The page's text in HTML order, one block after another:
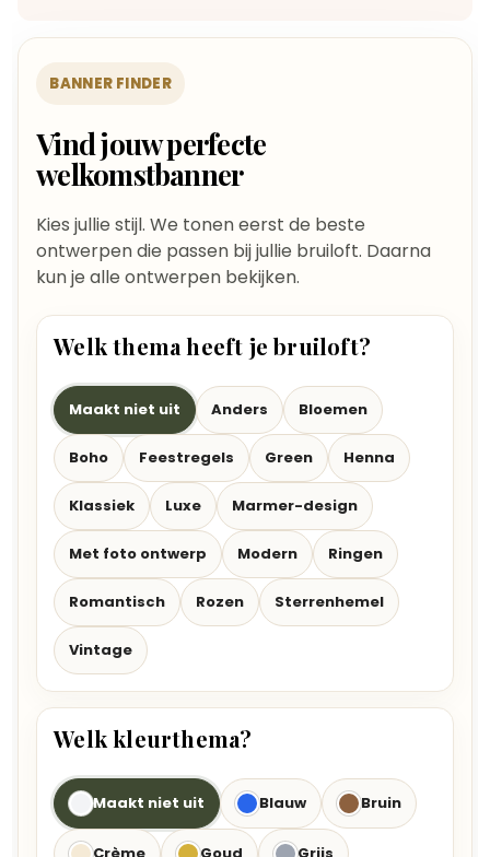
BANNER FINDER
Vind jouw perfecte
welkomstbanner
Kies jullie stijl. We tonen eerst de beste
ontwerpen die passen bij jullie bruiloft. Daarna
kun je alle ontwerpen bekijken.
Welk thema heeft je bruiloft?
Maakt niet uit Anders Bloemen
Boho Feestregels Green Henna
Klassiek Luxe Marmer-design
Met foto ontwerp Modern Ringen
Romantisch Rozen Sterrenhemel
Vintage
Welk kleurthema?
Maakt niet uit Blauw Bruin